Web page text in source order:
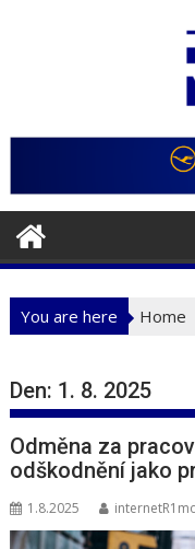
You are here Home
Den: 1. 8. 2025
Odměna za
odškodnění jako
1.8.2025